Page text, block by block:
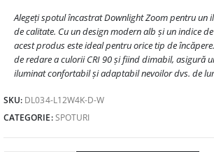
Alegeți spotul încastrat Downlight Zoom pentru un
de calitate. Cu un design modern alb și un indice
acest produs este ideal pentru orice tip de
de redare a culorii CRI 90 și fiind dimabil, asigură
iluminat confortabil și adaptabil nevoilor dvs. de
SKU: DL034-L12W4K-D-W
CATEGORIE:SPOTURI